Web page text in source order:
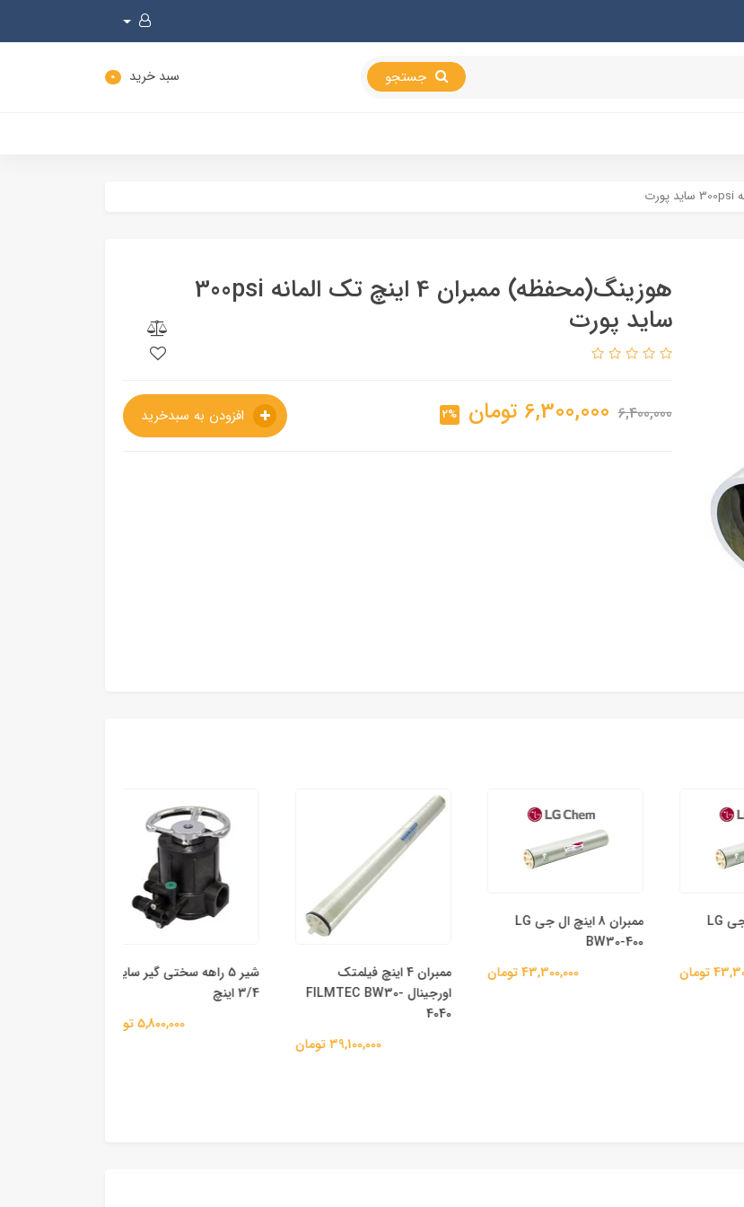
سبد خرید 0
هوزینگ(محفظه) ممبران 4 اینچ تک المانه 300psi
ساید پورت
6,400,000
6,300,000 تومان 2%
ممبران 8 اینچ ال جی LG
BW30-400
43,300,000 تومان
ممبران 4 اینچ فیلمتک
اورجینال FILMTEC BW30-
39,100,000 تومان
شیر 5 راهه سختی گیر سایز
5,800,000 تومان